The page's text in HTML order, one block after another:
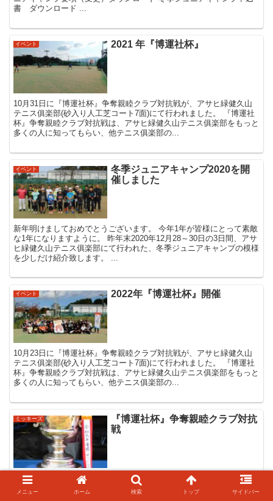
書 ダウンロード ...
イベント 2021 年『博運社杯』
10月31日に『博運社杯』争奪親睦クラブ対抗戦が、アサヒ緑健久山
テニス俱楽部(砂入り人工芝コート7面)にて行われました。 『博運社
杯』争奪親睦クラブ対抗戦は、アサヒ緑健久山テニス俱楽部をもっと
多くの人に知ってもらい、他テニス俱楽部の...
イベント
冬季ジュニアキャンプ2020を開
催しました
新年明けましておめでとうございます。 今年1年が皆様にとって素敵
な1年になりますように。 昨年末2020年12月28～30日の3日間、アサ
ヒ緑健久山テニス俱楽部にて行われた、冬季ジュニアキャンプの模様
を少しだけ紹介致します。 ...
イベント 2022年『博運社杯』開催
10月23日に『博運社杯』争奪親睦クラブ対抗戦が、アサヒ緑健久山
テニス俱楽部(砂入り人工芝コート7面)にて行われました。 『博運社
杯』争奪親睦クラブ対抗戦は、アサヒ緑健久山テニス俱楽部をもっと
多くの人に知ってもらい、他テニス俱楽部の...
ミッキーズ
『博運社杯』争奪親睦クラブ対抗
戦
11月3日(文化の日)に『博運社杯』争奪親睦クラブ対抗戦が、アサヒ
緑健久山テニス俱楽部(砂入り人工芝コート7面)にて行われました。
メニュー ホーム 検索 トップ サイドバー